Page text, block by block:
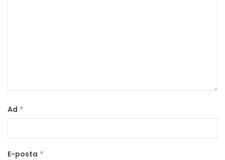
Ad *
E-posta *